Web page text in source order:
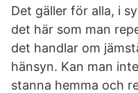
Det gäller för alla, i
det här som man
det handlar om
hänsyn. Kan man
stanna hemma och